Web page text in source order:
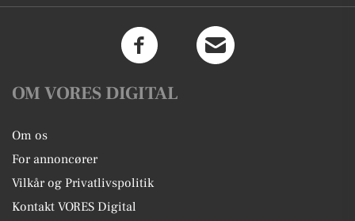
OM VORES DIGITAL
Om os
For annoncører
Vilkår og Privatlivspolitik
Kontakt VORES Digital